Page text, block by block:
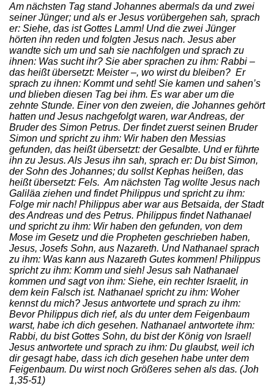
Am nächsten Tag stand Johannes abermals da und zwei
seiner Jünger; und als er Jesus vorübergehen sah, sprach
er: Siehe, das ist Gottes Lamm! Und die zwei Jünger
hörten ihn reden und folgten Jesus nach. Jesus aber
wandte sich um und sah sie nachfolgen und sprach zu
ihnen: Was sucht ihr? Sie aber sprachen zu ihm: Rabbi –
das heißt übersetzt: Meister –, wo wirst du bleiben? Er
sprach zu ihnen: Kommt und seht! Sie kamen und sahen’s
und blieben diesen Tag bei ihm. Es war aber um die
zehnte Stunde. Einer von den zweien, die Johannes gehört
hatten und Jesus nachgefolgt waren, war Andreas, der
Bruder des Simon Petrus. Der findet zuerst seinen Bruder
Simon und spricht zu ihm: Wir haben den Messias
gefunden, das heißt übersetzt: der Gesalbte. Und er führte
ihn zu Jesus. Als Jesus ihn sah, sprach er: Du bist Simon,
der Sohn des Johannes; du sollst Kephas heißen, das
heißt übersetzt: Fels. Am nächsten Tag wollte Jesus nach
Galiläa ziehen und findet Philippus und spricht zu ihm:
Folge mir nach! Philippus aber war aus Betsaida, der Stadt
des Andreas und des Petrus. Philippus findet Nathanael
und spricht zu ihm: Wir haben den gefunden, von dem
Mose im Gesetz und die Propheten geschrieben haben,
Jesus, Josefs Sohn, aus Nazareth. Und Nathanael sprach
zu ihm: Was kann aus Nazareth Gutes kommen! Philippus
spricht zu ihm: Komm und sieh! Jesus sah Nathanael
kommen und sagt von ihm: Siehe, ein rechter Israelit, in
dem kein Falsch ist. Nathanael spricht zu ihm: Woher
kennst du mich? Jesus antwortete und sprach zu ihm:
Bevor Philippus dich rief, als du unter dem Feigenbaum
warst, habe ich dich gesehen. Nathanael antwortete ihm:
Rabbi, du bist Gottes Sohn, du bist der König von Israel!
Jesus antwortete und sprach zu ihm: Du glaubst, weil ich
dir gesagt habe, dass ich dich gesehen habe unter dem
Feigenbaum. Du wirst noch Größeres sehen als das. (Joh
1,35-51)